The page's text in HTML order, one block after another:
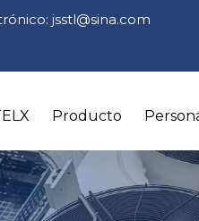
jsstl@sina.com
Producto